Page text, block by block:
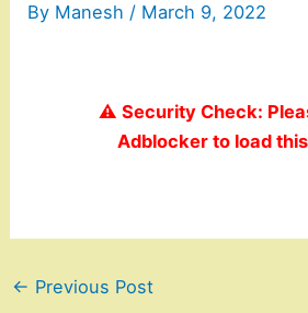
By Manesh / March 9, 2022
⚠️ Security Check:
Adblocker to load
← Previous Post